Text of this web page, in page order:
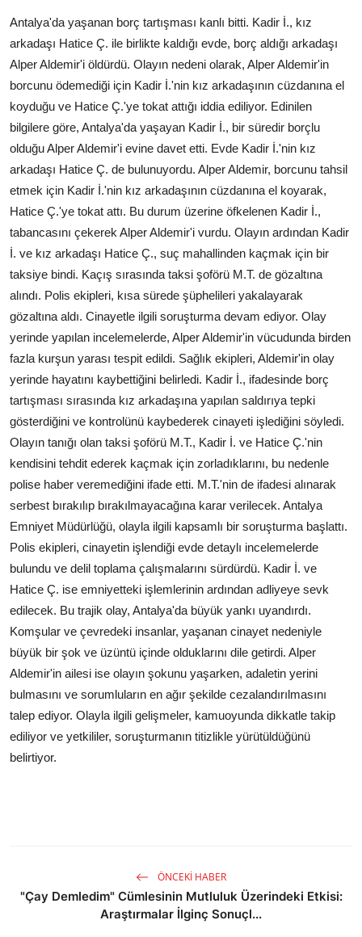
Antalya'da yaşanan borç tartışması kanlı bitti. Kadir İ., kız
arkadaşı Hatice Ç. ile birlikte kaldığı evde, borç aldığı arkadaşı
Alper Aldemir'i öldürdü. Olayın nedeni olarak, Alper Aldemir'in
borcunu ödemediği için Kadir İ.'nin kız arkadaşının cüzdanına el
koyduğu ve Hatice Ç.'ye tokat attığı iddia ediliyor. Edinilen
bilgilere göre, Antalya'da yaşayan Kadir İ., bir süredir borçlu
olduğu Alper Aldemir'i evine davet etti. Evde Kadir İ.'nin kız
arkadaşı Hatice Ç. de bulunuyordu. Alper Aldemir, borcunu tahsil
etmek için Kadir İ.'nin kız arkadaşının cüzdanına el koyarak,
Hatice Ç.'ye tokat attı. Bu durum üzerine öfkelenen Kadir İ.,
tabancasını çekerek Alper Aldemir'i vurdu. Olayın ardından Kadir
İ. ve kız arkadaşı Hatice Ç., suç mahallinden kaçmak için bir
taksiye bindi. Kaçış sırasında taksi şoförü M.T. de gözaltına
alındı. Polis ekipleri, kısa sürede şüphelileri yakalayarak
gözaltına aldı. Cinayetle ilgili soruşturma devam ediyor. Olay
yerinde yapılan incelemelerde, Alper Aldemir'in vücudunda birden
fazla kurşun yarası tespit edildi. Sağlık ekipleri, Aldemir'in olay
yerinde hayatını kaybettiğini belirledi. Kadir İ., ifadesinde borç
tartışması sırasında kız arkadaşına yapılan saldırıya tepki
gösterdiğini ve kontrolünü kaybederek cinayeti işlediğini söyledi.
Olayın tanığı olan taksi şoförü M.T., Kadir İ. ve Hatice Ç.'nin
kendisini tehdit ederek kaçmak için zorladıklarını, bu nedenle
polise haber veremediğini ifade etti. M.T.'nin de ifadesi alınarak
serbest bırakılıp bırakılmayacağına karar verilecek. Antalya
Emniyet Müdürlüğü, olayla ilgili kapsamlı bir soruşturma başlattı.
Polis ekipleri, cinayetin işlendiği evde detaylı incelemelerde
bulundu ve delil toplama çalışmalarını sürdürdü. Kadir İ. ve
Hatice Ç. ise emniyetteki işlemlerinin ardından adliyeye sevk
edilecek. Bu trajik olay, Antalya'da büyük yankı uyandırdı.
Komşular ve çevredeki insanlar, yaşanan cinayet nedeniyle
büyük bir şok ve üzüntü içinde olduklarını dile getirdi. Alper
Aldemir'in ailesi ise olayın şokunu yaşarken, adaletin yerini
bulmasını ve sorumluların en ağır şekilde cezalandırılmasını
talep ediyor. Olayla ilgili gelişmeler, kamuoyunda dikkatle takip
ediliyor ve yetkililer, soruşturmanın titizlikle yürütüldüğünü
belirtiyor.
ÖNCEKI HABER
"Çay Demledim" Cümlesinin Mutluluk Üzerindeki Etkisi:
Araştırmalar İlginç Sonuçl...